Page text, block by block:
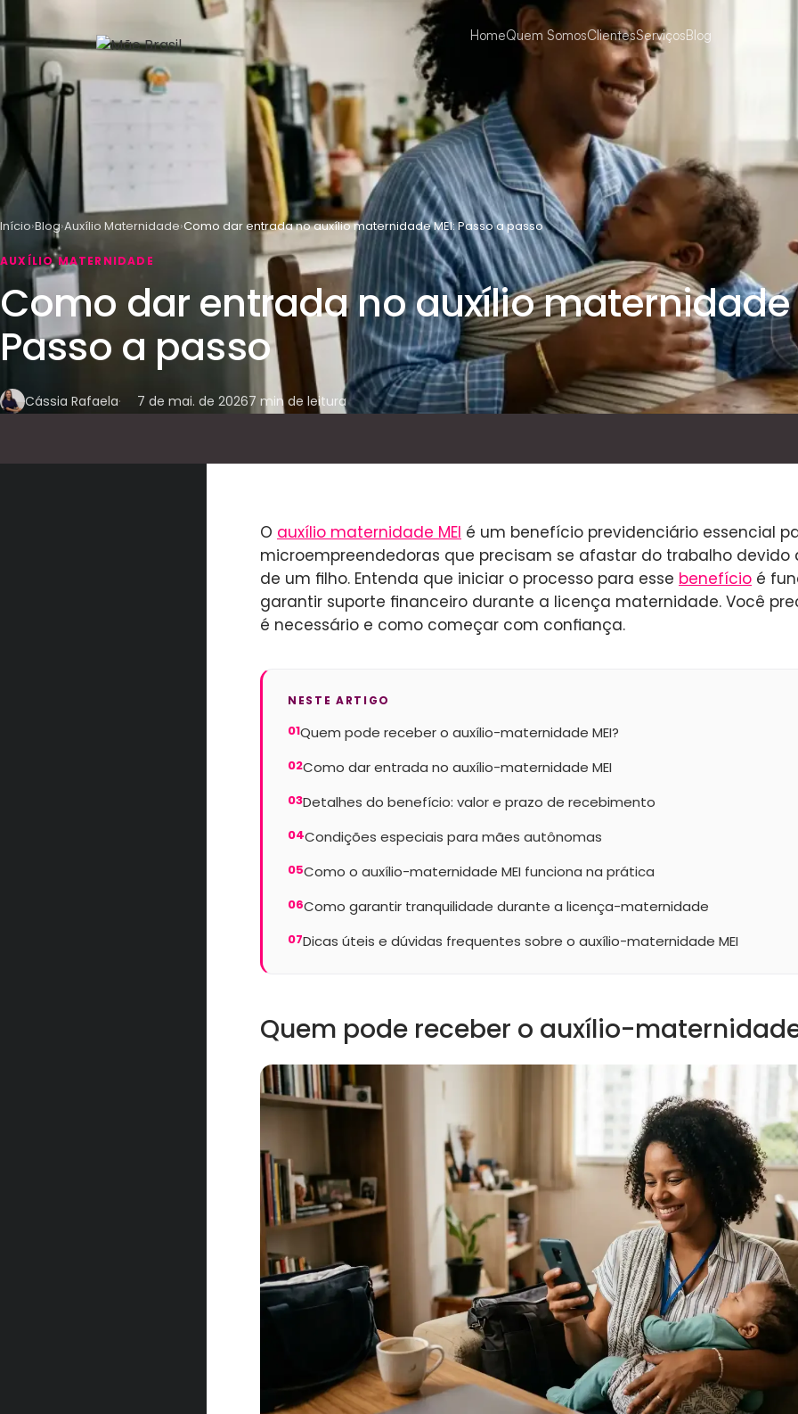
HomeQuem SomosClientesServiçosBlog
Início Blog Auxílio Maternidade Como dar entrada no auxílio maternidade MEI: Passo a passo
AUXÍLIO MATERNIDADE
Como dar entrada no auxílio maternidade
Passo a passo
Cássia Rafaela 7 de mai. de 20267 min de leitura
O auxílio maternidade MEI é um benefício previdenciário essencial
microempreendedoras que precisam se afastar do trabalho devido
de um filho. Entenda que iniciar o processo para esse benefício é
garantir suporte financeiro durante a licença maternidade. Você
é necessário e como começar com confiança.
NESTE ARTIGO
01Quem pode receber o auxílio-maternidade MEI?
02Como dar entrada no auxílio-maternidade MEI
03Detalhes do benefício: valor e prazo de recebimento
04Condições especiais para mães autônomas
05Como o auxílio-maternidade MEI funciona na prática
06Como garantir tranquilidade durante a licença-maternidade
07Dicas úteis e dúvidas frequentes sobre o auxílio-maternidade MEI
Quem pode receber o auxílio-maternidade